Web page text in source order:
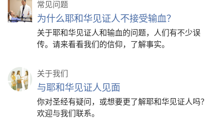
常见问题
为什么耶和华见证人不接受输血？
关于耶和华见证人和输血的问题，人们有不少误
传。请来看看我们的信仰，了解事实。
关于我们
与耶和华见证人见面
你对圣经有疑问，或想要更了解耶和华见证人吗？
欢迎与我们联系。